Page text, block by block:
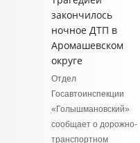
закончилось
ночное ДТП в
Аромашевском
округе
Отдел
Госавтоинспекции
«Голышмановский»
сообщает о дорожно-
транспортном